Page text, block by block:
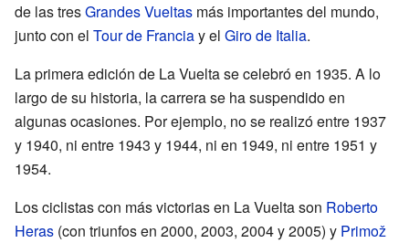
de las tresGrandes Vueltas más importantes del mundo,
junto con el Tour de Franciay el Giro de Italia.
La primera edición de La Vuelta se celebró en 1935. A lo
largo de su historia, la carrera se ha suspendido en
algunas ocasiones. Por ejemplo, no se realizó entre 1937
y 1940, ni entre 1943 y 1944, ni en 1949, ni entre 1951 y
1954.
Los ciclistas con más victorias en La Vuelta son Roberto
Heras (con triunfos en 2000, 2003, 2004 y 2005) y Primož